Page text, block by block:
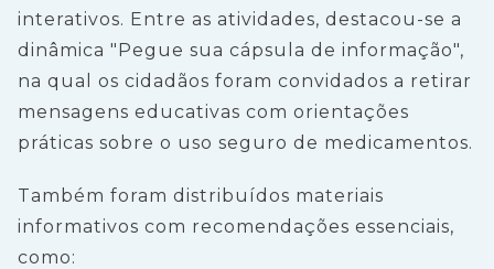
interativos. Entre as atividades, destacou-se a
dinâmica "Pegue sua cápsula de informação",
na qual os cidadãos foram convidados a retirar
mensagens educativas com orientações
práticas sobre o uso seguro de medicamentos.
Também foram distribuídos materiais
informativos com recomendações essenciais,
como: